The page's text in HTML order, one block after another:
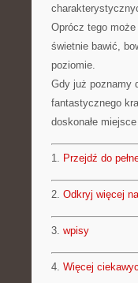
Oprócz tego
świetnie bawić,
poziomie.
Gdy już poznamy
fantastycznego
doskonałe
1. Przejdź do
2. Odkryj więcej
3. wpisy
4. Więcej